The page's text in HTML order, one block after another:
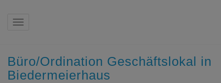
Navigation anzeigen
Büro/Ordination Geschäftslokal in
Biedermeierhaus